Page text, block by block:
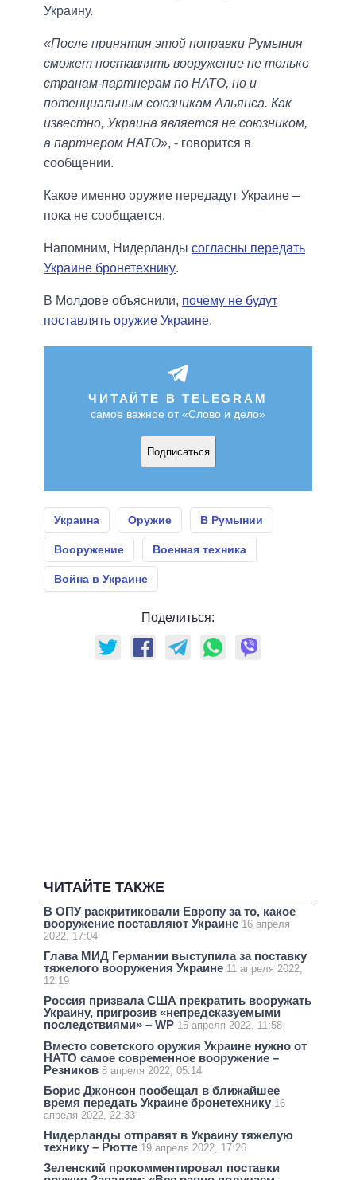
Украину.
«После принятия этой поправки Румыния
сможет поставлять вооружение не только
странам-партнерам по НАТО, но и
потенциальным союзникам Альянса. Как
известно, Украина является не союзником,
а партнером НАТО», - говорится в
сообщении.
Какое именно оружие передадут Украине –
пока не сообщается.
Напомним, Нидерланды согласны передать
Украине бронетехнику.
В Молдове объяснили, почему не будут
поставлять оружие Украине.
ЧИТАЙТЕ В TELEGRAM
самое важное от «Слово и дело»
Подписаться
Украина Оружие В Румынии
Вооружение Военная техника
Война в Украине
Поделиться:
ЧИТАЙТЕ ТАКЖЕ
В ОПУ раскритиковали Европу за то, какое
вооружение поставляют Украине 16 апреля
2022, 17:04
Глава МИД Германии выступила за поставку
тяжелого вооружения Украине 11 апреля 2022,
12:19
Россия призвала США прекратить вооружать
Украину, пригрозив «непредсказуемыми
последствиями» – WP 15 апреля 2022, 11:58
Вместо советского оружия Украине нужно от
НАТО самое современное вооружение –
Резников 8 апреля 2022, 05:14
Борис Джонсон пообещал в ближайшее
время передать Украине бронетехнику 16
апреля 2022, 22:33
Нидерланды отправят в Украину тяжелую
технику – Рютте 19 апреля 2022, 17:26
Зеленский прокомментировал поставки